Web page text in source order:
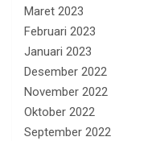
Maret 2023
Februari 2023
Januari 2023
Desember 2022
November 2022
Oktober 2022
September 2022